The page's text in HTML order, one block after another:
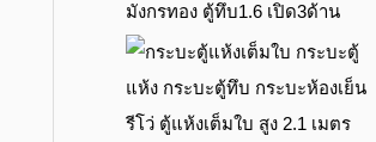
มังกรทอง ตู้ทึบ1.6 เปิด3ด้าน
รีโว่ ตู้แห้งเต็มใบ สูง 2.1 เมตร